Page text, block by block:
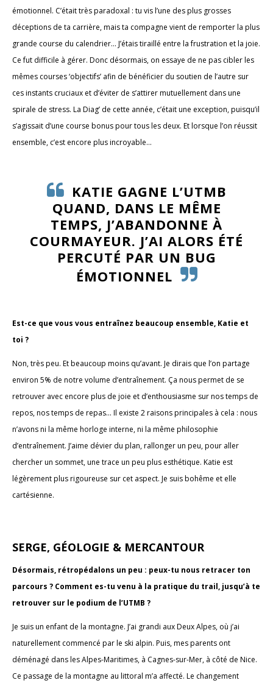
émotionnel. C’était très paradoxal : tu vis l’une des plus grosses
déceptions de ta carrière, mais ta compagne vient de remporter la plus
grande course du calendrier... J’étais tiraillé entre la frustration et la joie.
Ce fut difficile à gérer. Donc désormais, on essaye de ne pas cibler les
mêmes courses ‘objectifs’ afin de bénéficier du soutien de l’autre sur
ces instants cruciaux et d’éviter de s’attirer mutuellement dans une
spirale de stress. La Diag’ de cette année, c’était une exception, puisqu’il
s’agissait d’une course bonus pour tous les deux. Et lorsque l’on réussit
ensemble, c’est encore plus incroyable...
KATIE GAGNE L’UTMB
QUAND, DANS LE MÊME
TEMPS, J’ABANDONNE À
COURMAYEUR. J’AI ALORS ÉTÉ
PERCUTÉ PAR UN BUG
ÉMOTIONNEL
Est-ce que vous vous entraînez beaucoup ensemble, Katie et
toi ?
Non, très peu. Et beaucoup moins qu’avant. Je dirais que l’on partage
environ 5% de notre volume d’entraînement. Ça nous permet de se
retrouver avec encore plus de joie et d’enthousiasme sur nos temps de
repos, nos temps de repas... Il existe 2 raisons principales à cela : nous
n’avons ni la même horloge interne, ni la même philosophie
d’entraînement. J’aime dévier du plan, rallonger un peu, pour aller
chercher un sommet, une trace un peu plus esthétique. Katie est
légèrement plus rigoureuse sur cet aspect. Je suis bohême et elle
cartésienne.
SERGE, GÉOLOGIE & MERCANTOUR
Désormais, rétropédalons un peu : peux-tu nous retracer ton
parcours ? Comment es-tu venu à la pratique du trail, jusqu’à te
retrouver sur le podium de l’UTMB ?
Je suis un enfant de la montagne. J’ai grandi aux Deux Alpes, où j’ai
naturellement commencé par le ski alpin. Puis, mes parents ont
déménagé dans les Alpes-Maritimes, à Cagnes-sur-Mer, à côté de Nice.
Ce passage de la montagne au littoral m’a affecté. Le changement